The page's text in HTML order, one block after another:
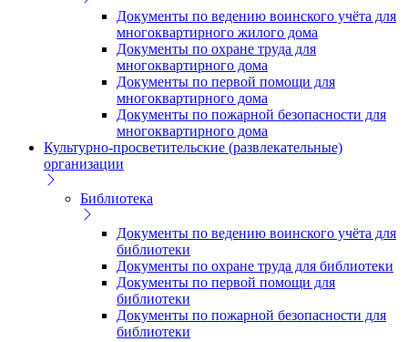
Документы по ведению воинского учёта для
многоквартирного жилого дома
Документы по охране труда для
многоквартирного дома
Документы по первой помощи для
многоквартирного дома
Документы по пожарной безопасности для
многоквартирного дома
Культурно-просветительские (развлекательные)
организации
Библиотека
Документы по ведению воинского учёта для
библиотеки
Документы по охране труда для библиотеки
Документы по первой помощи для
библиотеки
Документы по пожарной безопасности для
библиотеки